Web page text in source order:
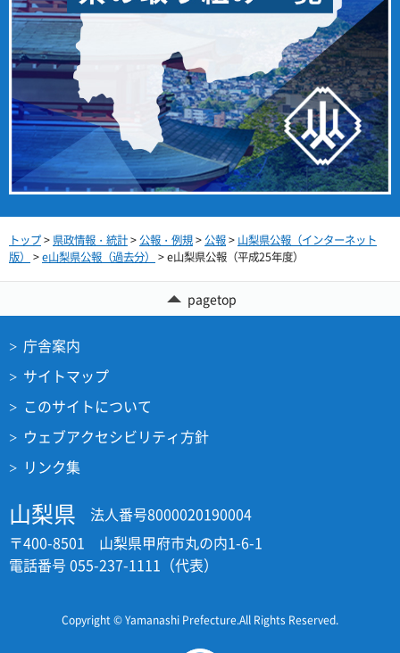
トップ> 県政情報・統計>公報・例規>公報> 山梨県公報（インターネット
版）
>e山梨県公報（過去分） > e山梨県公報（平成25年度）
pagetop
庁舎案内
サイトマップ
このサイトについて
ウェブアクセシビリティ方針
リンク集
山梨県
法人番号8000020190004
〒400-8501 山梨県甲府市丸の内1-6-1
電話番号 055-237-1111（代表）
Copyright © Yamanashi Prefecture.All Rights Reserved.